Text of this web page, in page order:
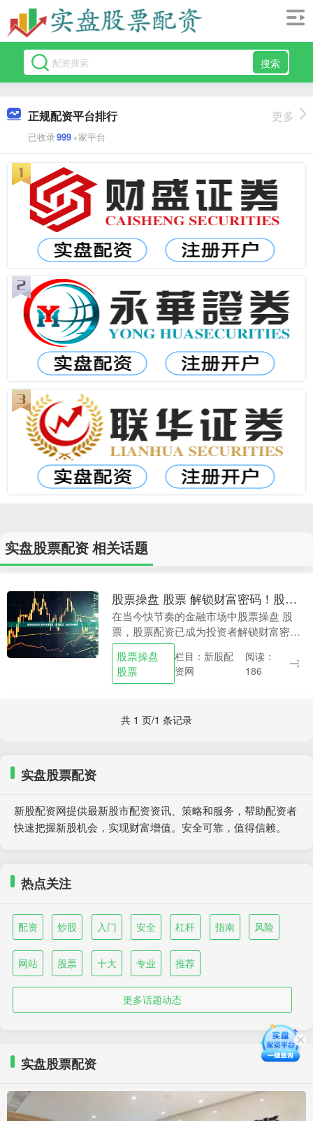
搜索
正规配资平台排行
已收录999+家平台
更多
实盘股票配资 相关话题
股票操盘 股票 解锁财富密码！股票配资，助你轻松翻倍
在当今快节奏的金融市场中股票操盘 股
票，股票配资已成为投资者解锁财富密码
的利器。它是一种杠杆化投资策略，允许
投资者以较少的自有资金撬动更大的投资
规模。 配资炒股....
股票操盘
股票
栏目：新股配
资网
阅读：
186
共 1 页/1 条记录
实盘股票配资
新股配资网提供最新股市配资资讯、策略和服务，帮助配资者
快速把握新股机会，实现财富增值。安全可靠，值得信赖。
热点关注
配资 炒股 入门 安全 杠杆 指南 风险
网站 股票 十大 专业 推荐
更多话题动态
实盘股票配资